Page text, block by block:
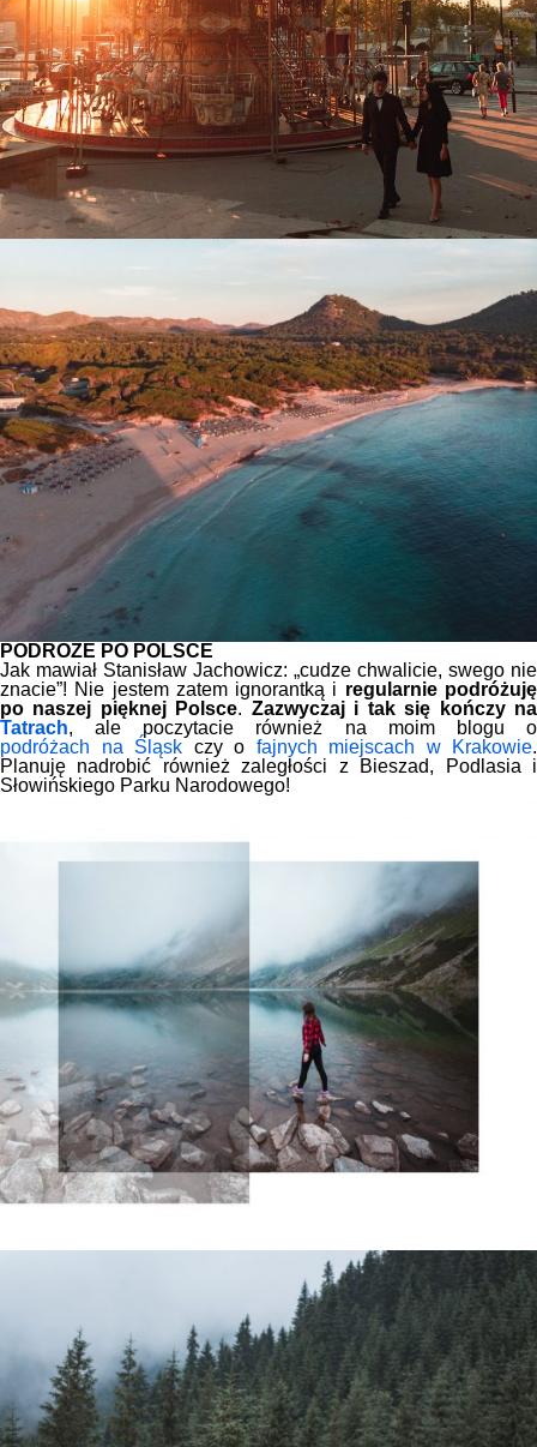
PODRÓŻE PO POLSCE
Jak mawiał Stanisław Jachowicz: „cudze chwalicie, swego nie
znacie”! Nie jestem zatem ignorantką i regularnie podróżuję
po naszej pięknej Polsce. Zazwyczaj i tak się kończy na
Tatrach, ale poczytacie również na moim blogu o
podróżach na Śląsk czy o fajnych miejscach w Krakowie.
Planuję nadrobić również zaległości z Bieszad, Podlasia i
Słowińskiego Parku Narodowego!